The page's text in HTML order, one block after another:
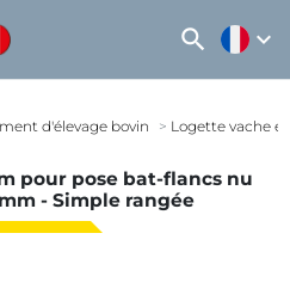
search expand_more
d'élevage bovin Logette vache
pour pose bat-flancs nu
- Simple rangée